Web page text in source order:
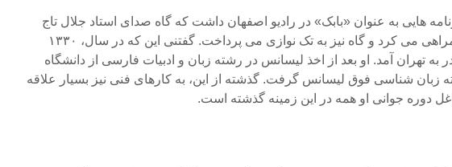
هایی به عنوان «بابک» در رادیو اصفهان داشت که گاه صدای استاد جلال تاج
اصفهانی را همراهی می کرد و گاه نیز به تک نوازی می پرداخت. گفتنی این که در سال، ۱۳۳۰
به تهران آمد. او بعد از اخذ لیسانس در رشته زبان و ادبیات فارسی از دانشگاه
زبان شناسی فوق لیسانس گرفت. گذشته از این، به کارهای فنی نیز بسیار علاقه
دوره جوانی او همه در این زمینه گذشته است.